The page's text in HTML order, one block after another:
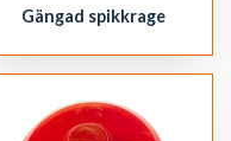
Gängad spikkrage